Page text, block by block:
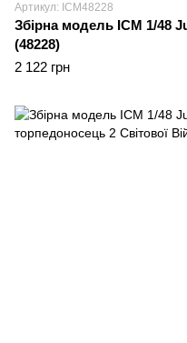
Артикул: ICM48228
Збірна модель ICM 1/48
(48228)
2 122 грн